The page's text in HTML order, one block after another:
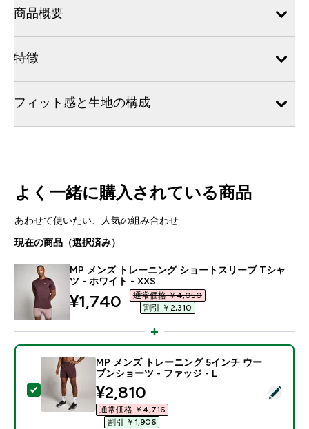
商品概要
特徴
フィット感と生地の構成
よく一緒に購入されている商品
あわせて使いたい、人気の組み合わせ
現在の商品（選択済み）
MP メンズ トレーニング ショートスリーブ Tシャ
ツ - ホワイト - XXS
discounted price
¥1,740‎
通常価格 ￥4,050‎
割引 ￥2,310‎
この商品を選択 - MP メンズ トレーニング 5インチ
MP メンズ トレーニング 5インチ ウー
ブンショーツ - ファッジ - L
discounted price
¥2,810‎
通常価格 ￥4,716‎
割引 ￥1,906‎